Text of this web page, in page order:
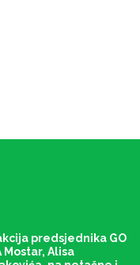
predsjednika GO
Mostar, Alisa